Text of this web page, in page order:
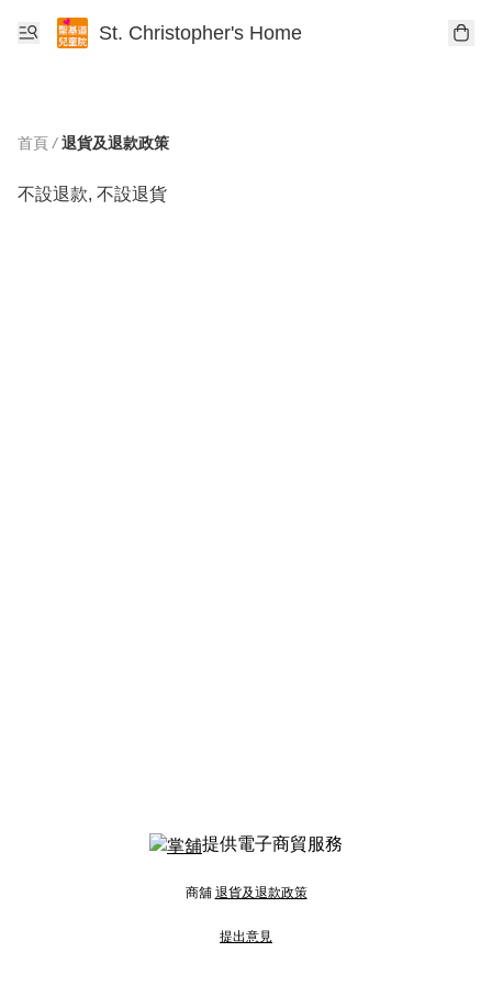
St. Christopher's Home
首頁 / 退貨及退款政策
不設退款, 不設退貨
提供電子商貿服務
商舖 退貨及退款政策
提出意見